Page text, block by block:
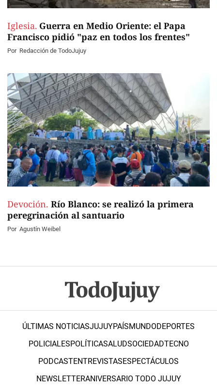
Iglesia. Guerra en Medio Oriente: el Papa
Francisco pidió "paz en todos los frentes"
Por Redacción de TodoJujuy
Devoción. Río Blanco: se realizó la primera
peregrinación al santuario
Por Agustín Weibel
ÚLTIMAS NOTICIASJUJUYPAÍSMUNDODEPORTES
POLICIALESPOLÍTICASALUDSOCIEDADTECNO
PODCASTENTREVISTASESPECTÁCULOS
NEWSLETTERANIVERSARIO TODO JUJUY